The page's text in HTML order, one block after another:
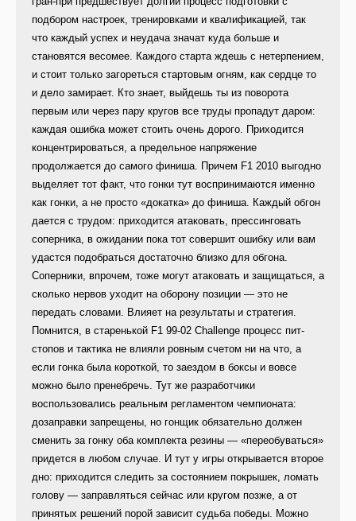
подбором настроек, тренировками и квалификацией, так
что каждый успех и неудача значат куда больше и
становятся весомее. Каждого старта ждешь с нетерпением,
и стоит только загореться стартовым огням, как сердце то
и дело замирает. Кто знает, выйдешь ты из поворота
первым или через пару кругов все труды пропадут даром:
каждая ошибка может стоить очень дорого. Приходится
концентрироваться, а предельное напряжение
продолжается до самого финиша. Причем F1 2010 выгодно
выделяет тот факт, что гонки тут воспринимаются именно
как гонки, а не просто «докатка» до финиша. Каждый обгон
дается с трудом: приходится атаковать, прессинговать
соперника, в ожидании пока тот совершит ошибку или вам
удастся подобраться достаточно близко для обгона.
Соперники, впрочем, тоже могут атаковать и защищаться, а
сколько нервов уходит на оборону позиции — это не
передать словами. Влияет на результаты и стратегия.
Помнится, в старенькой F1 99-02 Сhallenge процесс пит-
стопов и тактика не влияли ровным счетом ни на что, а
если гонка была короткой, то заездом в боксы и вовсе
можно было пренебречь. Тут же разработчики
воспользовались реальным регламентом чемпионата:
дозаправки запрещены, но гонщик обязательно должен
сменить за гонку оба комплекта резины — «переобуваться»
придется в любом случае. И тут у игры открывается второе
дно: приходится следить за состоянием покрышек, ломать
голову — заправляться сейчас или кругом позже, а от
принятых решений порой зависит судьба победы. Можно